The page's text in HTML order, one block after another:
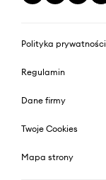
Polityka prywatności
Regulamin
Dane firmy
Twoje Cookies
Mapa strony